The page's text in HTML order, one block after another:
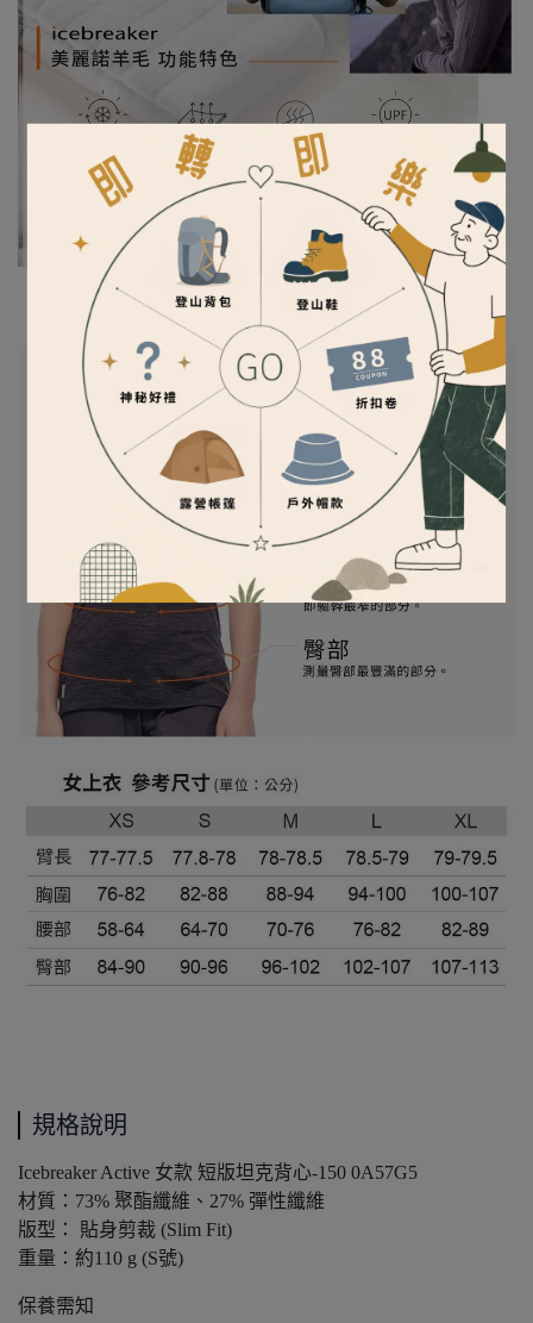
規格說明
Icebreaker Active 女款 短版坦克背心-150 0A57G5
材質：73% 聚酯纖維、27% 彈性纖維
版型： 貼身剪裁 (Slim Fit)
重量：約110 g (S號)
保養需知